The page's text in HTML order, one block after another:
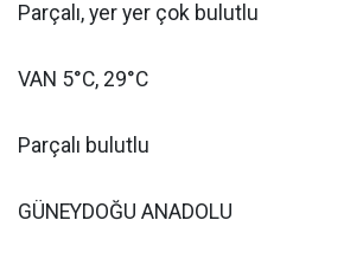
Parçalı, yer yer çok bulutlu
VAN 5°C, 29°C
Parçalı bulutlu
GÜNEYDOĞU ANADOLU